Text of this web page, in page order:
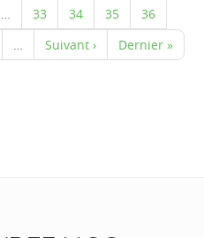
33 34 35
36
Suivant › Dernier »